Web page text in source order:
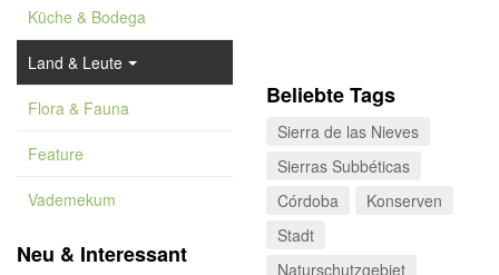
Küche & Bodega
Land & Leute
Flora & Fauna
Feature
Vademekum
Neu & Interessant
Beliebte Tags
Sierra de las Nieves
Sierras Subbéticas
Córdoba
Konserven
Stadt
Naturschutzgebiet